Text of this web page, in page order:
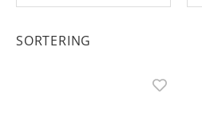
SORTERING